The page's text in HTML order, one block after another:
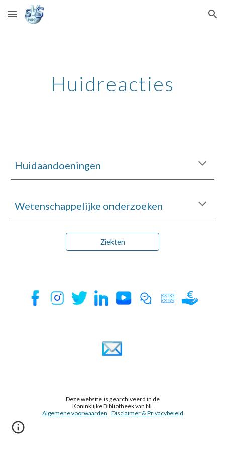
Skip to main content Skip to navigation
Huidreacties
Huidaandoeningen
Wetenschappelijke onderzoeken
Ziekten
Deze website is gearchiveerd in de
Koninklijke Bibliotheek van NL
Algemene voorwaarden Disclaimer & Privacybeleid